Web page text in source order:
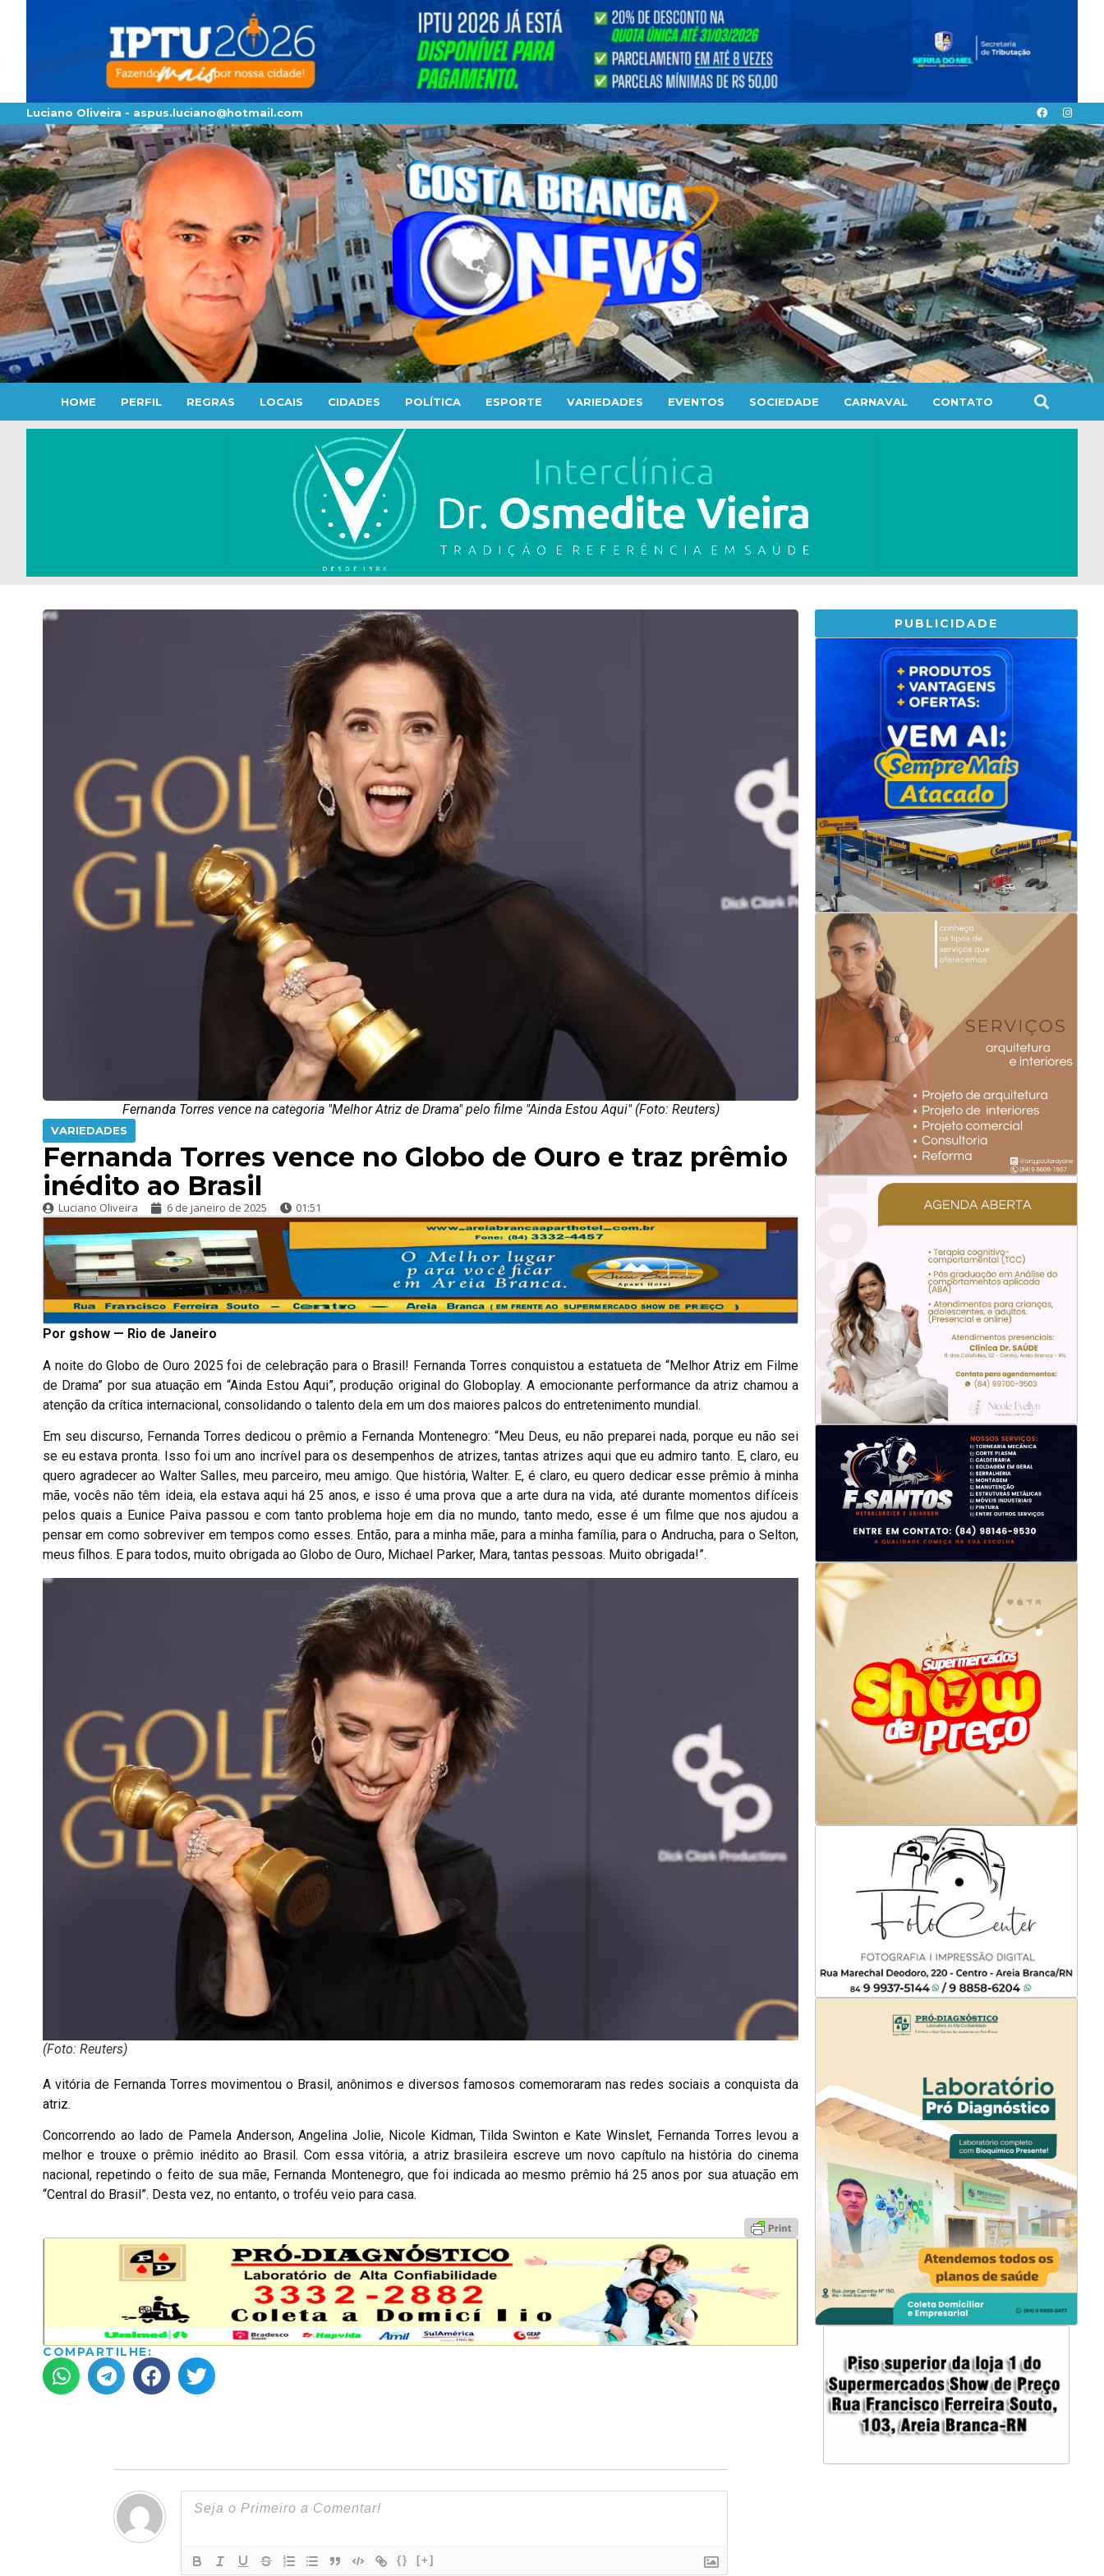
Luciano Oliveira - aspus.luciano@hotmail.com
HOME PERFIL REGRAS LOCAIS CIDADES POLÍTICA ESPORTE VARIEDADES EVENTOS SOCIEDADE CARNAVAL CONTATO
Fernanda Torres vence na categoria "Melhor Atriz de Drama" pelo filme "Ainda Estou Aqui" (Foto: Reuters)
VARIEDADES
Fernanda Torres vence no Globo de Ouro e traz prêmio
inédito ao Brasil
Luciano Oliveira 6 de janeiro de 2025 01:51
Por gshow — Rio de Janeiro
A noite do Globo de Ouro 2025 foi de celebração para o Brasil! Fernanda Torres conquistou a estatueta de “Melhor Atriz em Filme
de Drama” por sua atuação em “Ainda Estou Aqui”, produção original do Globoplay. A emocionante performance da atriz chamou a
atenção da crítica internacional, consolidando o talento dela em um dos maiores palcos do entretenimento mundial.
Em seu discurso, Fernanda Torres dedicou o prêmio a Fernanda Montenegro: “Meu Deus, eu não preparei nada, porque eu não sei
se eu estava pronta. Isso foi um ano incrível para os desempenhos de atrizes, tantas atrizes aqui que eu admiro tanto. E, claro, eu
quero agradecer ao Walter Salles, meu parceiro, meu amigo. Que história, Walter. E, é claro, eu quero dedicar esse prêmio à minha
mãe, vocês não têm ideia, ela estava aqui há 25 anos, e isso é uma prova que a arte dura na vida, até durante momentos difíceis
pelos quais a Eunice Paiva passou e com tanto problema hoje em dia no mundo, tanto medo, esse é um filme que nos ajudou a
pensar em como sobreviver em tempos como esses. Então, para a minha mãe, para a minha família, para o Andrucha, para o Selton,
meus filhos. E para todos, muito obrigada ao Globo de Ouro, Michael Parker, Mara, tantas pessoas. Muito obrigada!”.
(Foto: Reuters)
A vitória de Fernanda Torres movimentou o Brasil, anônimos e diversos famosos comemoraram nas redes sociais a conquista da
atriz.
Concorrendo ao lado de Pamela Anderson, Angelina Jolie, Nicole Kidman, Tilda Swinton e Kate Winslet, Fernanda Torres levou a
melhor e trouxe o prêmio inédito ao Brasil. Com essa vitória, a atriz brasileira escreve um novo capítulo na história do cinema
nacional, repetindo o feito de sua mãe, Fernanda Montenegro, que foi indicada ao mesmo prêmio há 25 anos por sua atuação em
“Central do Brasil”. Desta vez, no entanto, o troféu veio para casa.
COMPARTILHE:
{} [+]
PUBLICIDADE